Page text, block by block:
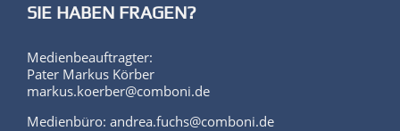
SIE HABEN FRAGEN?
Medienbeauftragter:
Pater Markus Körber
markus.koerber@comboni.de
Medienbüro: andrea.fuchs@comboni.de